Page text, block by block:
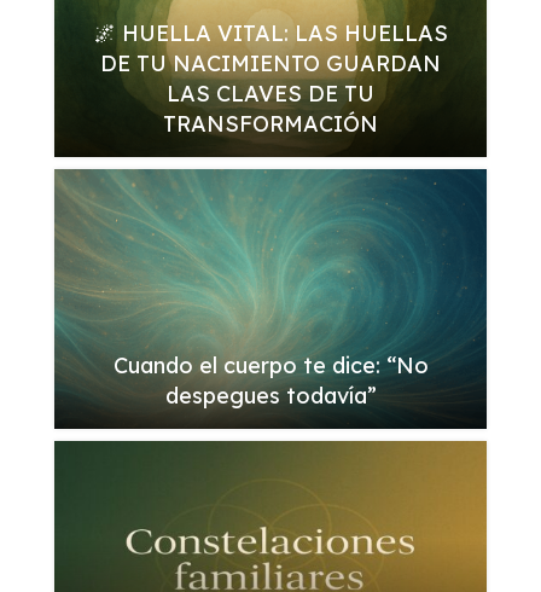
🌌 HUELLA VITAL: LAS HUELLAS
DE TU NACIMIENTO GUARDAN
LAS CLAVES DE TU
TRANSFORMACIÓN
Cuando el cuerpo te dice: “No
despegues todavía”